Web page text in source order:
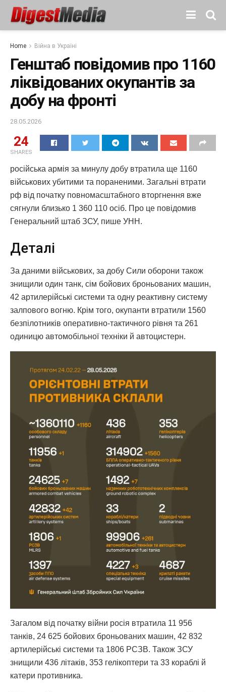
Home Війна в Україні
Генштаб повідомив про 1160
ліквідованих окупантів за
добу на фронті
28.05.2026
24
SHARES
російська армія за минулу добу втратила ще 1160
військових убитими та пораненими. Загальні втрати
рф від початку повномасштабного вторгнення вже
сягнули близько 1 360 110 осіб. Про це повідомив
Генеральний штаб ЗСУ, пише УНН.
Деталі
За даними військових, за добу Сили оборони також
знищили один танк, сім бойових броньованих машин,
42 артилерійські системи та одну реактивну систему
залпового вогню. Крім того, окупанти втратили 1560
безпілотників оперативно-тактичного рівня та 261
одиницю автомобільної техніки й автоцистерн.
Загалом від початку війни росія втратила 11 956
танків, 24 625 бойових броньованих машин, 42 832
артилерійські системи та 1806 РСЗВ. Також ЗСУ
знищили 436 літаків, 353 гелікоптери та 33 кораблі й
катери противника.